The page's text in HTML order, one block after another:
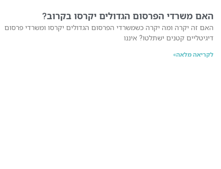
האם משרדי הפרסום הגדולים יקרסו בקרוב?
האם זה יקרה ומה יקרה כשמשרדי הפרסום הגדולים יקרסו ומשרדי פרסום
דיגיטליים קטנים ישתלטו? איננו
לקריאה מלאה»